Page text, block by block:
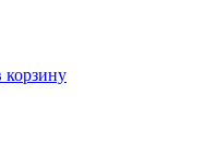
корзину